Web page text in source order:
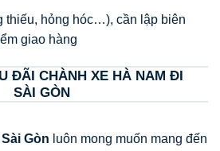
thiếu, hỏng hóc…), cần lập biên
giao hàng
ĐÃI CHÀNH XE HÀ NAM ĐI
SÀI GÒN
Gòn luôn mong muốn mang đến